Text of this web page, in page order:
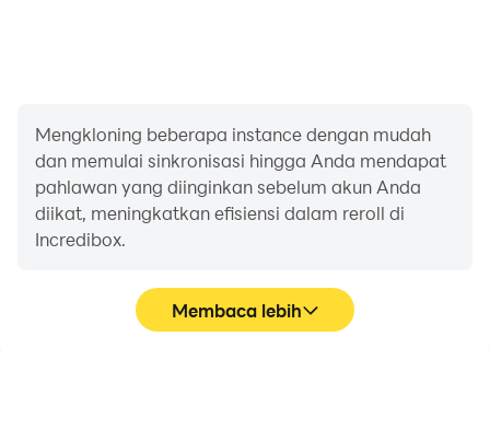
Mengkloning beberapa instance dengan mudah
dan memulai sinkronisasi hingga Anda mendapat
pahlawan yang diinginkan sebelum akun Anda
diikat, meningkatkan efisiensi dalam reroll di
Incredibox.
Membaca lebih